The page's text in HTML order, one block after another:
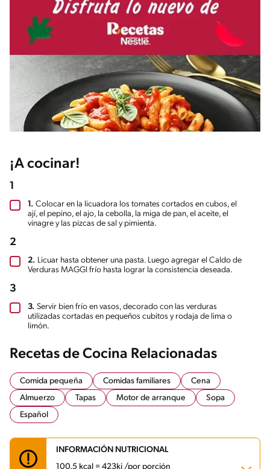
¡A cocinar!
1
1. Colocar en la licuadora los tomates cortados en cubos, el
ají, el pepino, el ajo, la cebolla, la miga de pan, el aceite, el
vinagre y las pizcas de sal y pimienta.
2
2. Licuar hasta obtener una pasta. Luego agregar el Caldo de
Verduras MAGGI frío hasta lograr la consistencia deseada.
3
3. Servir bien frío en vasos, decorado con las verduras
utilizadas cortadas en pequeños cubitos y rodaja de lima o
limón.
Recetas de Cocina Relacionadas
Comida pequeña Comidas familiares
Cena
Almuerzo
Tapas Motor de arranque
Sopa
Español
INFORMACIÓN NUTRICIONAL
100.5 kcal = 423kj /por porción